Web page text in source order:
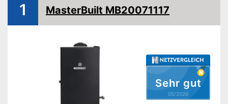
Sehr gut
05/2026
1 MasterBuilt MB20071117